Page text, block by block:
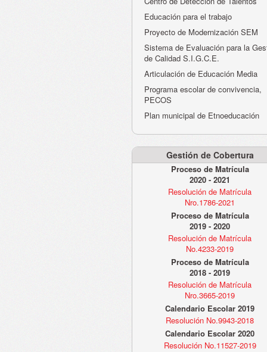
Educación para el trabajo
Proyecto de Modernización SEM
Sistema de Evaluación para la
de Calidad S.I.G.C.E.
Articulación de Educación Media
Programa escolar de convivencia,
PECOS
Plan municipal de Etnoeducación
Gestión de Cobertura
Proceso de Matrícula
2020 - 2021
Resolución de Matrícula
Nro.1786-2021
Proceso de Matrícula
2019 - 2020
Resolución de Matrícula
No.4233-2019
Proceso de Matrícula
2018 - 2019
Resolución de Matrícula
Nro.3665-2019
Calendario Escolar 2019
Resolución No.9943-2018
Calendario Escolar 2020
Resolución No.11527-2019